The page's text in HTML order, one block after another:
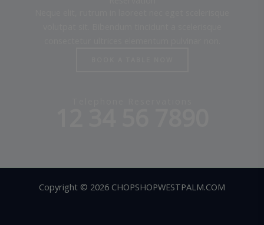
Copyright © 2026 CHOPSHOPWESTPALM.COM